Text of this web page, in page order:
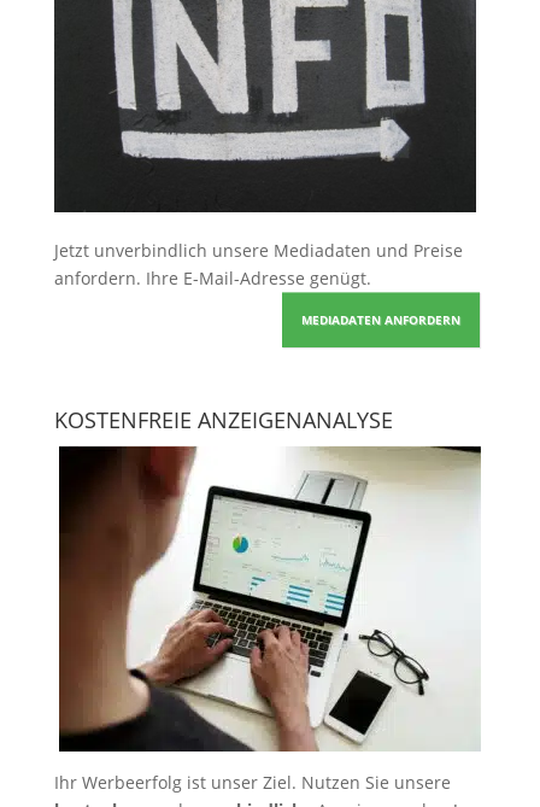
Jetzt unverbindlich unsere Mediadaten und Preise
anfordern. Ihre E-Mail-Adresse genügt.
MEDIADATEN ANFORDERN
KOSTENFREIE ANZEIGENANALYSE
Ihr Werbeerfolg ist unser Ziel. Nutzen Sie unsere